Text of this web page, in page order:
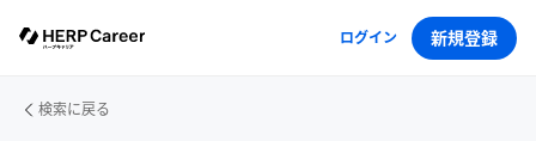
ログイン 新規登録
検索に戻る